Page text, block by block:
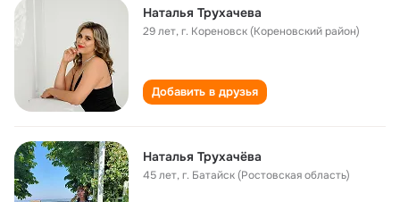
Наталья Трухачева
29 лет,г. Кореновск (Кореновский район)
Добавить в друзья
Наталья Трухачёва
45 лет,г. Батайск (Ростовская область)